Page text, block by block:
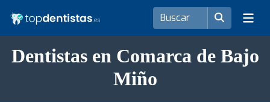
Dentistas en Comarca de Bajo
Miño